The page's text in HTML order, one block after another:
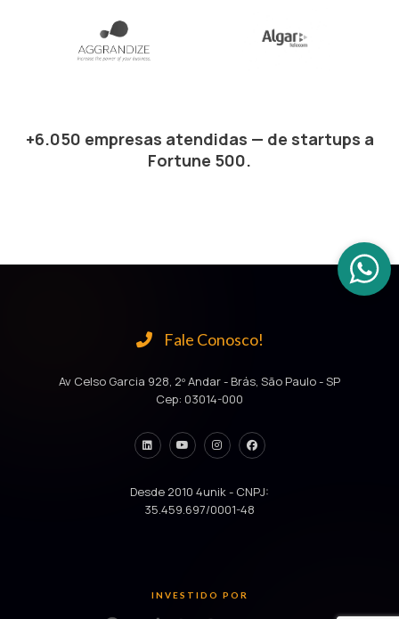
+6.050 empresas atendidas — de startups a
Fortune 500.
Fale Conosco!
Av Celso Garcia 928, 2º Andar - Brás, São Paulo - SP
Cep: 03014-000
Desde 2010 4unik - CNPJ:
35.459.697/0001-48
INVESTIDO POR